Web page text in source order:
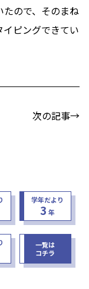
ので、そのまね
ピングできてい
次の記事→
学年だより
3 年
一覧は
コチラ